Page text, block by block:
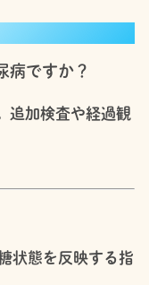
病ですか？
追加検査や経過観
状態を反映する指